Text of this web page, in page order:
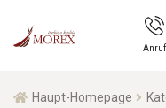
Anruf
Haupt-Homepage